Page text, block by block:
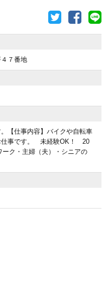
４７番地
【仕事内容】バイクや自転車
仕事です。 未経験OK！ 20
ク・主婦（夫）・シニアの